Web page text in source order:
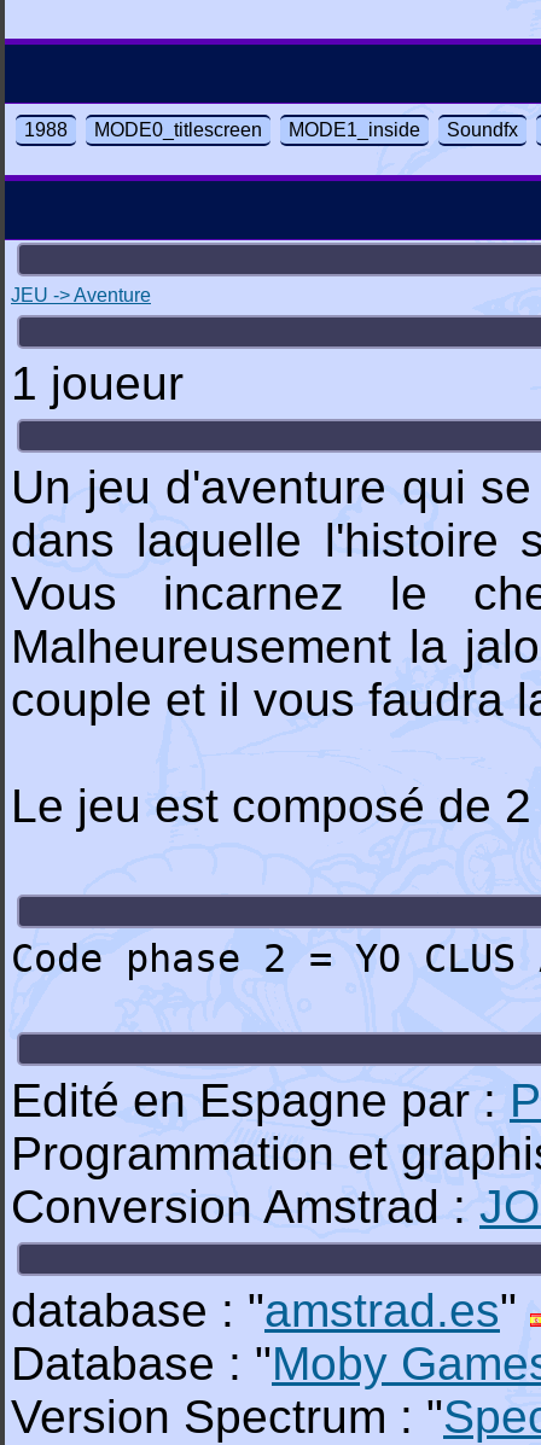
1988 MODE0_titlescreen MODE1_inside Soundfx
JEU -> Aventure
1 joueur
Un jeu d'aventure qui
dans laquelle l'histoire
Vous incarnez le
Malheureusement la
couple et il vous faudra
Le jeu est composé de
Code phase 2 = YO CLUS
Edité en Espagne par :
Programmation et
Conversion Amstrad :
database : "amstrad.es"
Database : "Moby
Version Spectrum : "